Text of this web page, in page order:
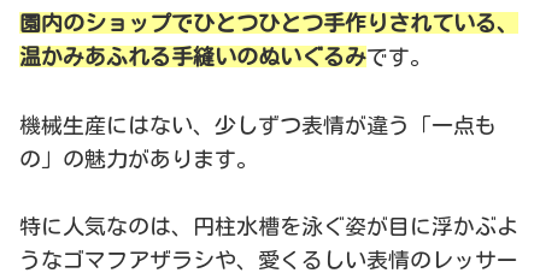
園内のショップでひとつひとつ手作りされている、
温かみあふれる手縫いのぬいぐるみです。
機械生産にはない、少しずつ表情が違う「一点も
の」の魅力があります。
特に人気なのは、円柱水槽を泳ぐ姿が目に浮かぶよ
うなゴマフアザラシや、愛くるしい表情のレッサー